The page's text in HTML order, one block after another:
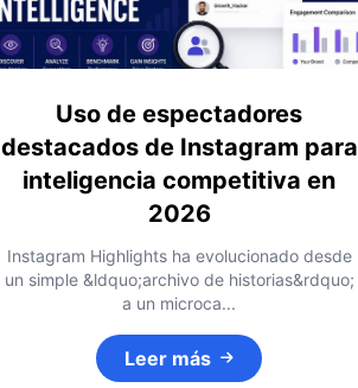
Uso de espectadores
destacados de Instagram para
inteligencia competitiva en
2026
Instagram Highlights ha evolucionado desde
un simple &ldquo;archivo de historias&rdquo;
a un microca...
Leer más